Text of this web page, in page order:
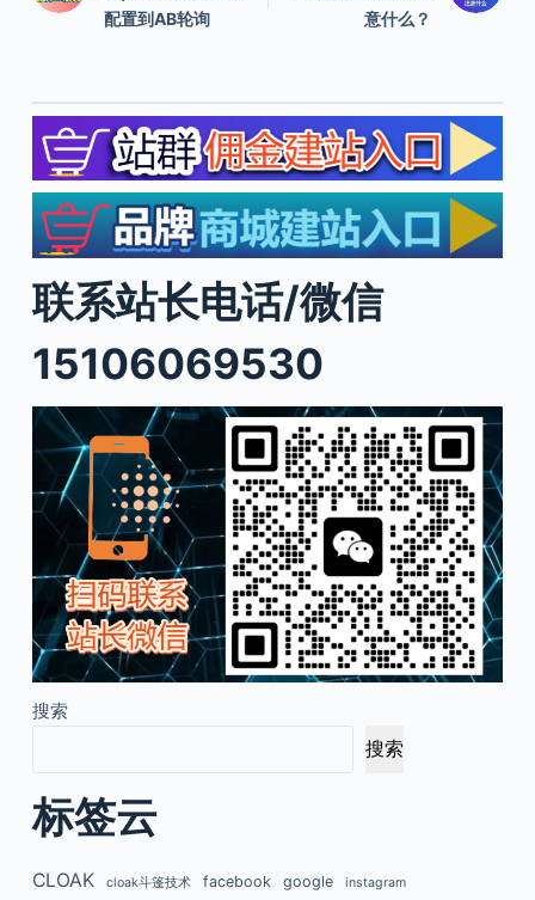
配置到AB轮询
意什么？
联系站长电话/微信
15106069530
搜索
搜索
标签云
CLOAK cloak斗篷技术 facebook google instagram